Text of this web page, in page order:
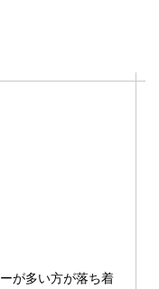
が多い方が落ち着